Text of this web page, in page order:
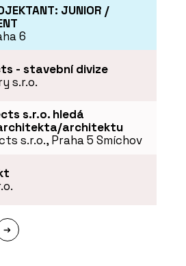
průběhu realizace - Xella
JUNIOR /
6
- stavební divize
s.r.o.
s.r.o. hledá
architektu
s.r.o., Praha 5 Smíchov